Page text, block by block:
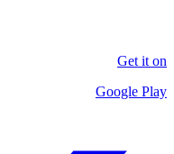
Get it on
Google Play